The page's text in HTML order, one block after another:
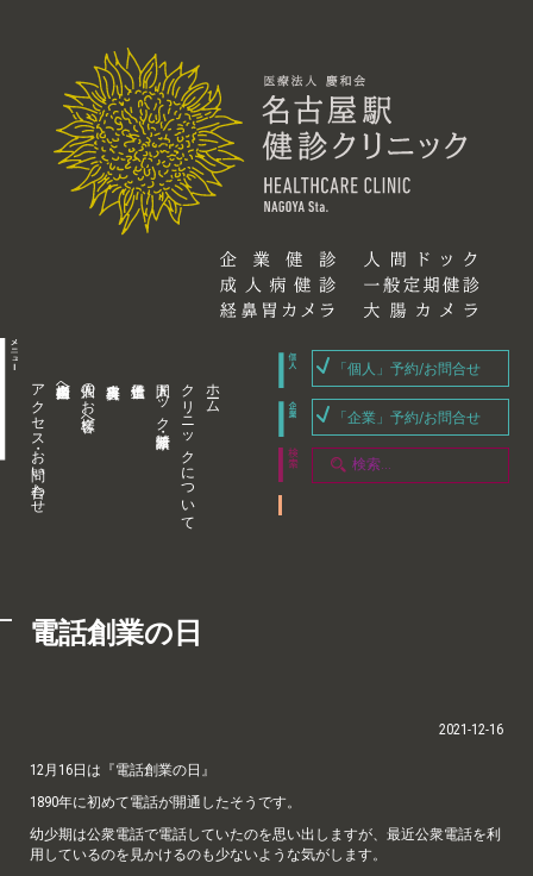
アクセス・お問い合わせ 企業内担当者様へ 個人のお客様へ 人間ドック・健康診断 クリニックについて ホーム
「個人」予約/お問合せ
「企業」予約/お問合せ
電話創業の日
2021-12-16
12月16日は『電話創業の日』
1890年に初めて電話が開通したそうです。
幼少期は公衆電話で電話していたのを思い出しますが、最近公衆電話を利
用しているのを見かけるのも少ないような気がします。